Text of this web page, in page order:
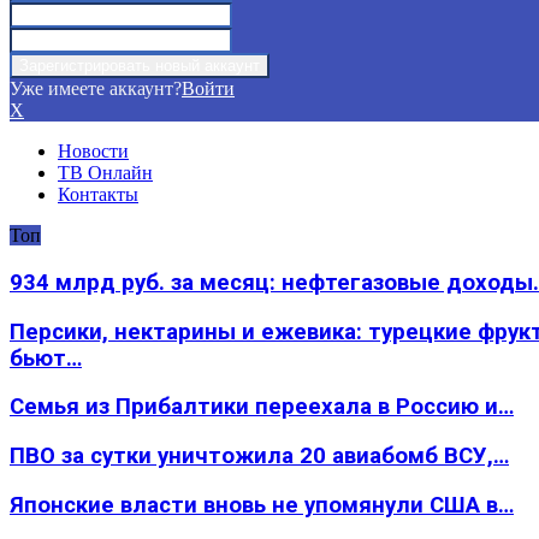
Уже имеете аккаунт?Войти
X
Новости
ТВ Онлайн
Контакты
Топ
934 млрд руб. за месяц: нефтегазовые
Персики, нектарины и ежевика: турецкие
бьют…
Семья из Прибалтики переехала в Россию и…
ПВО за сутки уничтожила 20 авиабомб ВСУ,…
Японские власти вновь не упомянули США в…